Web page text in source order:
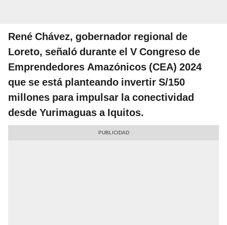
René Chávez, gobernador regional de
Loreto, señaló durante el V Congreso de
Emprendedores Amazónicos (CEA) 2024
que se está planteando invertir S/150
millones para impulsar la conectividad
desde Yurimaguas a Iquitos.